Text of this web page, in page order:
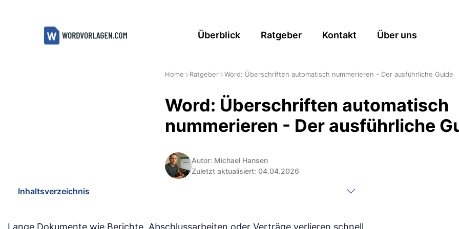
Überblick Ratgeber Kontakt Über uns
Home Ratgeber Word: Überschriften automatisch nummerieren - Der ausführliche Guide
Word: Überschriften automatisch
nummerieren - Der ausführliche
Autor: Michael Hansen
Zuletzt aktualisiert: 04.04.2026
Inhaltsverzeichnis
Lange Dokumente wie Berichte, Abschlussarbeiten oder Verträge verlieren schnell